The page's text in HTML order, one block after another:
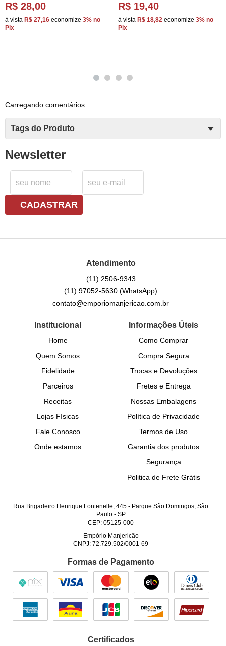
R$ 28,00
à vista R$ 27,16 economize 3% no
Pix
R$ 19,40
à vista R$ 18,82 economize 3% no
Pix
Carregando comentários ...
Tags do Produto
Newsletter
CADASTRAR
Atendimento
(11) 2506-9343
(11) 97052-5630(WhatsApp)
contato@emporiomanjericao.com.br
Institucional
Home
Quem Somos
Fidelidade
Parceiros
Receitas
Lojas Físicas
Fale Conosco
Onde estamos
Informações Úteis
Como Comprar
Compra Segura
Trocas e Devoluções
Fretes e Entrega
Nossas Embalagens
Política de Privacidade
Termos de Uso
Garantia dos produtos
Segurança
Politica de Frete Grátis
Rua Brigadeiro Henrique Fontenelle, 445 - Parque São Domingos, São
Paulo- SP
CEP: 05125-000
Empório Manjericão
CNPJ: 72.729.502/0001-69
Formas de Pagamento
Certificados